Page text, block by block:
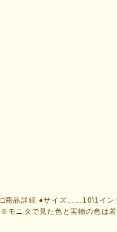
□商品詳細 ●サイズ……10\1イ
※モニタで見た色と実物の色は